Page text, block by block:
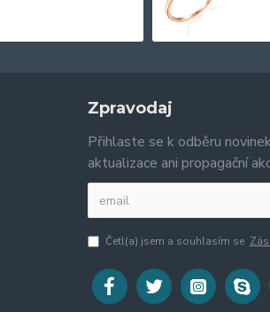
Zpravodaj
Přihlaste se k odběru
aktualizace ani propagační
Četl(a) jsem a souhlasím se